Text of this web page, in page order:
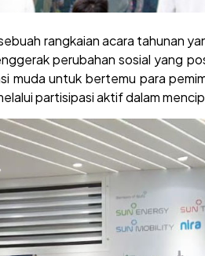
rangkaian acara tahunan
perubahan sosial yang
muda untuk bertemu para
partisipasi aktif dalam